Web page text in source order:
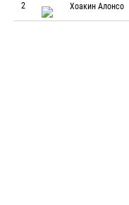
2 Хоакин Алонсо